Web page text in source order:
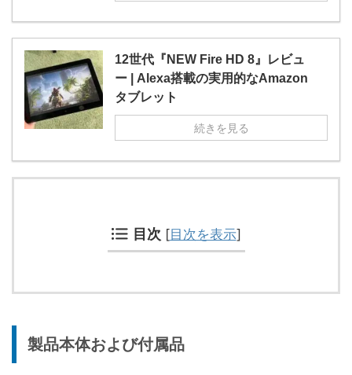
12世代『NEW Fire HD 8』レビュ
ー | Alexa搭載の実用的なAmazon
タブレット
続きを見る
目次 [目次を表示]
製品本体および付属品